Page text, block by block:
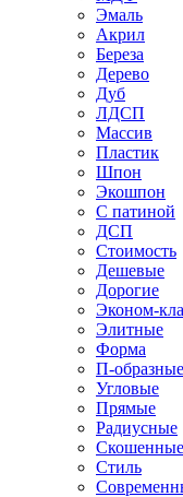
Эмаль
Акрил
Береза
Дерево
Дуб
ЛДСП
Массив
Пластик
Шпон
Экошпон
С патиной
ДСП
Стоимость
Дешевые
Дорогие
Эконом-
Элитные
Форма
П-образные
Угловые
Прямые
Радиусные
Стиль